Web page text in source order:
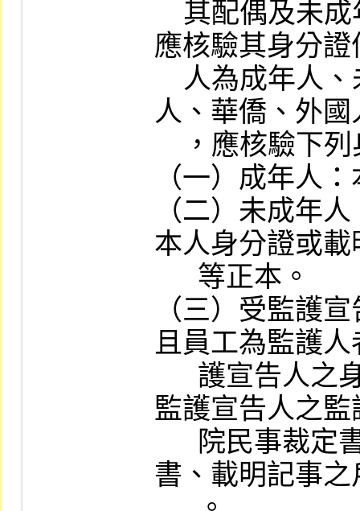
應核驗其身分
人、華僑、外
（一）成年人
（二）未成年
本人身分證或
（三）受監護
且員工為監護
監護宣告人之
書、載明記事